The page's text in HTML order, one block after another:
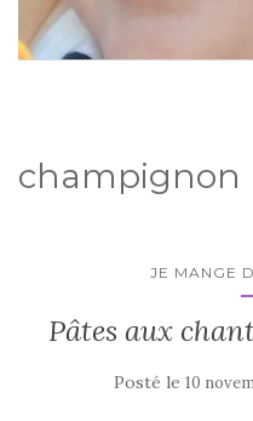
champignon
JE MANGE
Pâtes aux
Posté le 10